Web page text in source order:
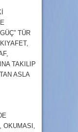
TÜR
TAKILIP
ASLA
OKUMASI,